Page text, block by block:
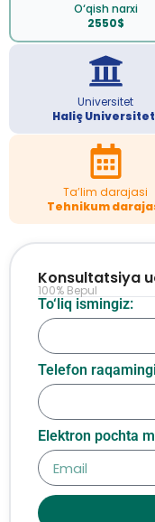
O‘qish narxi
2550$
Universitet
Haliç
Ta’lim darajasi
Tehnikum
To‘liq ismingiz:
Telefon
Elektron pochta
Konsultatsiya
100% Bepul